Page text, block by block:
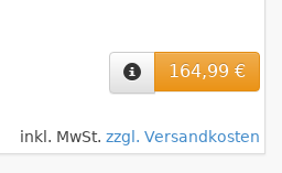
164,99 €
inkl. MwSt. zzgl. Versandkosten